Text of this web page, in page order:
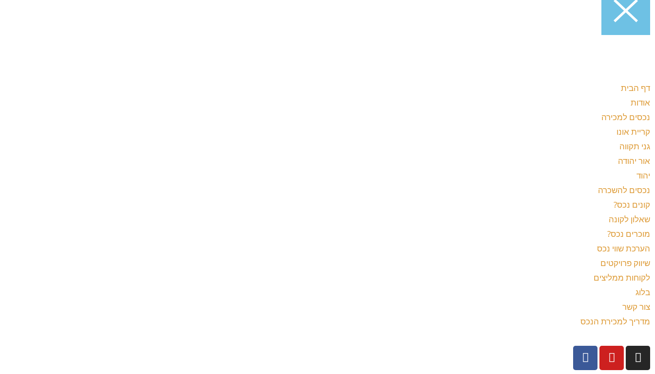
דף הבית
אודות
נכסים למכירה
קריית אונו
גני תקווה
אור יהודה
יהוד
נכסים להשכרה
קונים נכס?
שאלון לקונה
מוכרים נכס?
הערכת שווי נכס
שיווק פרויקטים
לקוחות ממליצים
בלוג
צור קשר
מדריך למכירת הנכס